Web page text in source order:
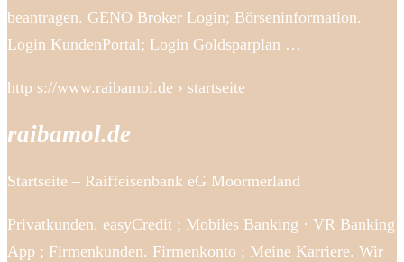
beantragen. GENO Broker Login; Börseninformation.
Login KundenPortal; Login Goldsparplan …
http s://www.raibamol.de › startseite
raibamol.de
Startseite – Raiffeisenbank eG Moormerland
Privatkunden. easyCredit ; Mobiles Banking · VR Banking
App ; Firmenkunden. Firmenkonto ; Meine Karriere. Wir